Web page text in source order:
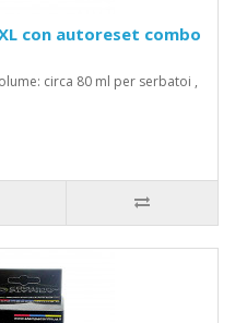
con autoreset combo
circa 80 ml per serbatoi ,